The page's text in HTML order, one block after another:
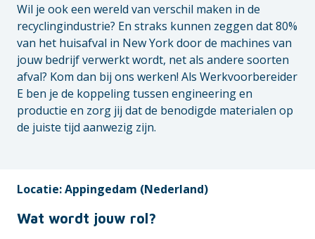
Wil je ook een wereld van verschil maken in de
recyclingindustrie? En straks kunnen zeggen dat 80%
van het huisafval in New York door de machines van
jouw bedrijf verwerkt wordt, net als andere soorten
afval? Kom dan bij ons werken! Als Werkvoorbereider
E ben je de koppeling tussen engineering en
productie en zorg jij dat de benodigde materialen op
de juiste tijd aanwezig zijn.
Locatie: Appingedam (Nederland)
Wat wordt jouw rol?